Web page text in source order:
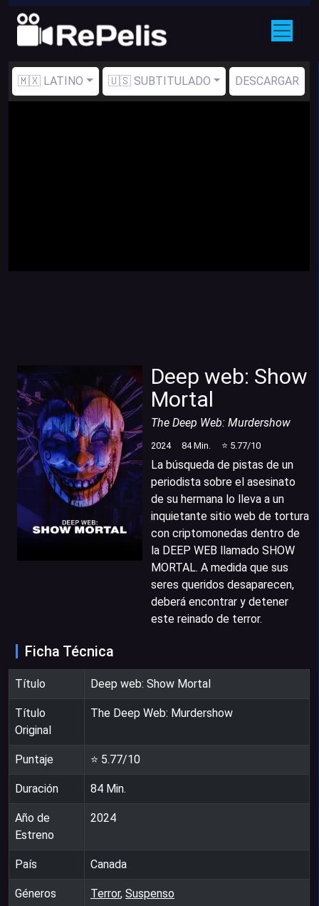
🇲🇽 LATINO 🇺🇸 SUBTITULADO DESCARGAR
Deep web: Show
Mortal
The Deep Web: Murdershow
2024 84Min. ⭐ 5.77/10
La búsqueda de pistas de un
periodista sobre el asesinato
de su hermana lo lleva a un
inquietante sitio web de tortura
con criptomonedas dentro de
la DEEP WEB llamado SHOW
MORTAL. A medida que sus
seres queridos desaparecen,
deberá encontrar y detener
este reinado de terror.
Ficha Técnica
Título Deep web: Show Mortal
Título
Original
The Deep Web: Murdershow
Puntaje ⭐ 5.77/10
Duración 84 Min.
Año de
Estreno
2024
País Canada
Géneros Terror, Suspenso